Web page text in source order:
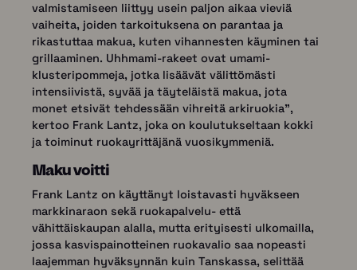
valmistamiseen liittyy usein paljon aikaa vieviä
vaiheita, joiden tarkoituksena on parantaa ja
rikastuttaa makua, kuten vihannesten käyminen tai
grillaaminen. Uhhmami-rakeet ovat umami-
klusteripommeja, jotka lisäävät välittömästi
intensiivistä, syvää ja täyteläistä makua, jota
monet etsivät tehdessään vihreitä arkiruokia",
kertoo Frank Lantz, joka on koulutukseltaan kokki
ja toiminut ruokayrittäjänä vuosikymmeniä.
Maku voitti
Frank Lantz on käyttänyt loistavasti hyväkseen
markkinaraon sekä ruokapalvelu- että
vähittäiskaupan alalla, mutta erityisesti ulkomailla,
jossa kasvispainotteinen ruokavalio saa nopeasti
laajemman hyväksynnän kuin Tanskassa, selittää